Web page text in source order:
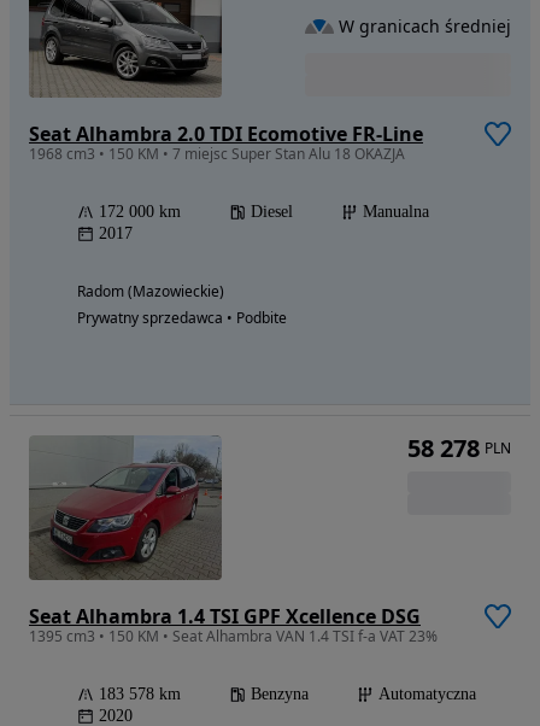
Seat Alhambra 2.0 TDI Ecomotive FR-Line
1968 cm3 • 150 KM • 7 miejsc Super Stan Alu 18 OKAZJA
172 000 km Diesel
Manualna
2017
Radom (Mazowieckie)
Prywatny sprzedawca • Podbite
W granicach średniej
Seat Alhambra 1.4 TSI GPF Xcellence DSG
1395 cm3 • 150 KM • Seat Alhambra VAN 1.4 TSI f-a VAT 23%
183 578 km Benzyna
Automatyczna
2020
58 278 PLN